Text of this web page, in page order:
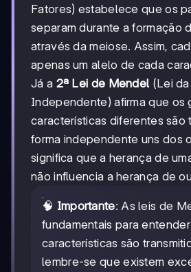
Fatores) estabelece que os
separam durante a formação
através da meiose. Assim,
apenas um alelo de cada
Já a 2ª Lei de Mendel (Lei
Independente) afirma que os
características diferentes são
forma independente uns dos
significa que a herança de
não influencia a herança de
🧠 Importante: As leis de
fundamentais para
características são
lembre-se que existem